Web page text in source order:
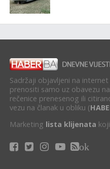
Sadržaji objavljeni na
prenositi samo uz obavezu
rečenice prenesenog ili
vezu na članak u obliku (
Marketing lista klijenata
ok